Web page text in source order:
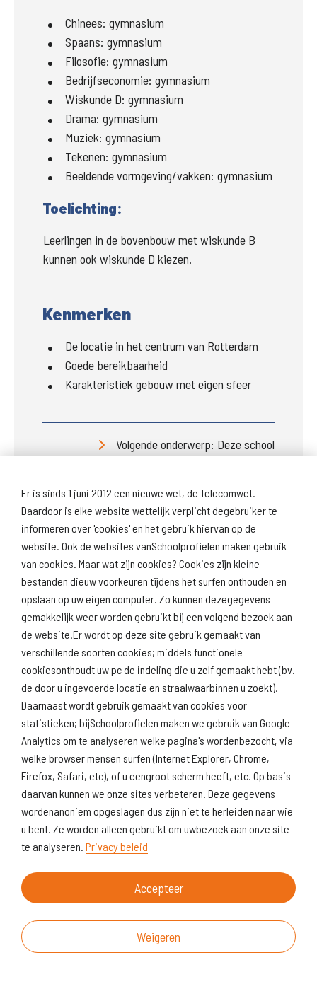
Er is sinds 1 juni 2012 een nieuwe wet, de Telecomwet.
Daardoor is elke website wettelijk verplicht degebruiker te
informeren over 'cookies' en het gebruik hiervan op de
website. Ook de websites vanSchoolprofielen maken gebruik
van cookies. Maar wat zijn cookies? Cookies zijn kleine
bestanden dieuw voorkeuren tijdens het surfen onthouden en
opslaan op uw eigen computer. Zo kunnen dezegegevens
gemakkelijk weer worden gebruikt bij een volgend bezoek aan
de website.Er wordt op deze site gebruik gemaakt van
verschillende soorten cookies; middels functionele
cookiesonthoudt uw pc de indeling die u zelf gemaakt hebt (bv.
de door u ingevoerde locatie en straalwaarbinnen u zoekt).
Daarnaast wordt gebruik gemaakt van cookies voor
statistieken; bijSchoolprofielen maken we gebruik van Google
Analytics om te analyseren welke pagina's wordenbezocht, via
welke browser mensen surfen (Internet Explorer, Chrome,
Firefox, Safari, etc), of u eengroot scherm heeft, etc. Op basis
daarvan kunnen we onze sites verbeteren. Deze gegevens
wordenanoniem opgeslagen dus zijn niet te herleiden naar wie
u bent. Ze worden alleen gebruikt om uwbezoek aan onze site
te analyseren. Privacy beleid
Accepteer
Weigeren
Chinees: gymnasium
Spaans: gymnasium
Filosofie: gymnasium
Bedrijfseconomie: gymnasium
Wiskunde D: gymnasium
Drama: gymnasium
Muziek: gymnasium
Tekenen: gymnasium
Beeldende vormgeving/vakken: gymnasium
Toelichting:
Leerlingen in de bovenbouw met wiskunde B
kunnen ook wiskunde D kiezen.
Kenmerken
De locatie in het centrum van Rotterdam
Goede bereikbaarheid
Karakteristiek gebouw met eigen sfeer
Volgende onderwerp: Deze school
Download
schoolprofiel
Naar
schoolresultaten
Naar scholenopdekaart.nl